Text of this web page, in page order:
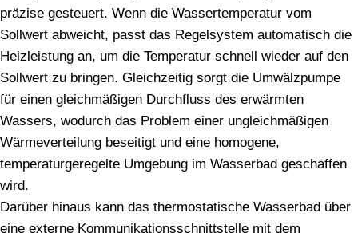
präzise gesteuert. Wenn die Wassertemperatur vom
Sollwert abweicht, passt das Regelsystem automatisch die
Heizleistung an, um die Temperatur schnell wieder auf den
Sollwert zu bringen. Gleichzeitig sorgt die Umwälzpumpe
für einen gleichmäßigen Durchfluss des erwärmten
Wassers, wodurch das Problem einer ungleichmäßigen
Wärmeverteilung beseitigt und eine homogene,
temperaturgeregelte Umgebung im Wasserbad geschaffen
wird.
Darüber hinaus kann das thermostatische Wasserbad über
eine externe Kommunikationsschnittstelle mit dem